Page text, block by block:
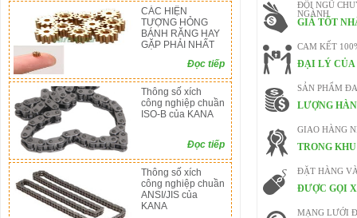
CÁC HIỆN
TƯỢNG HỎNG
BÁNH RĂNG HAY
GẶP PHẢI NHẤT
Đọc tiếp
Thông số xích
công nghiệp chuần
ISO-B của KANA
Đọc tiếp
Thông số xích
công nghiệp chuần
ANSI/JIS của
KANA
ĐỘI NGŨ
NGÀNH
GIÁ TỐT
CAM KẾT
ĐẠI LÝ CỦA
SẢN PHẨM
LƯỢNG
GIAO HÀNG
TRONG
ĐẶT HÀNG
ĐƯỢC GỌI
MẠNG LƯỚI